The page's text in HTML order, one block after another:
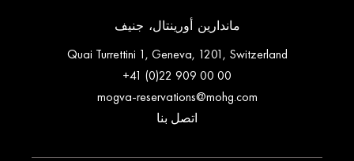
ماندارين أورينتال، جنيف
Quai Turrettini 1, Geneva, 1201, Switzerland
+41 (0)22 909 00 00
mogva-reservations@mohg.com
اتصل بنا